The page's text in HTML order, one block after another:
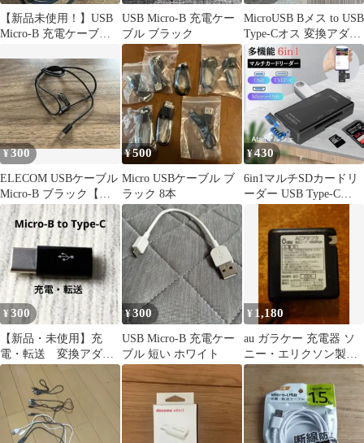
【新品未使用！】USB
Micro-B 充電ケーブル
USB Micro-B 充電ケー
ブル ブラック
MicroUSB Bメス to USB
Type-Cオス 変換アダプ
ター
¥300
ELECOM USBケーブル
Micro-B ブラック【週
末限定価格】
¥500
Micro USBケーブル ブ
ラック 8本
¥430
6in1マルチSDカードリ
ーダー USB Type-C
¥300
【新品・未使用】充
電・転送 変換アダプ
タ Micro-B to Type-C
¥300
USB Micro-B 充電ケー
ブル 短い ホワイト
¥ 1,180
au ガラケー 充電器 ソ
ニー・エリクソン製
microUSB-B変換つけま